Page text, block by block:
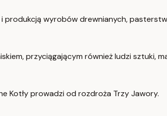
produkcją wyrobów drewnianych,
przyciągającym również ludzi sztuki,
Kotły prowadzi od rozdroża Trzy Jawory.